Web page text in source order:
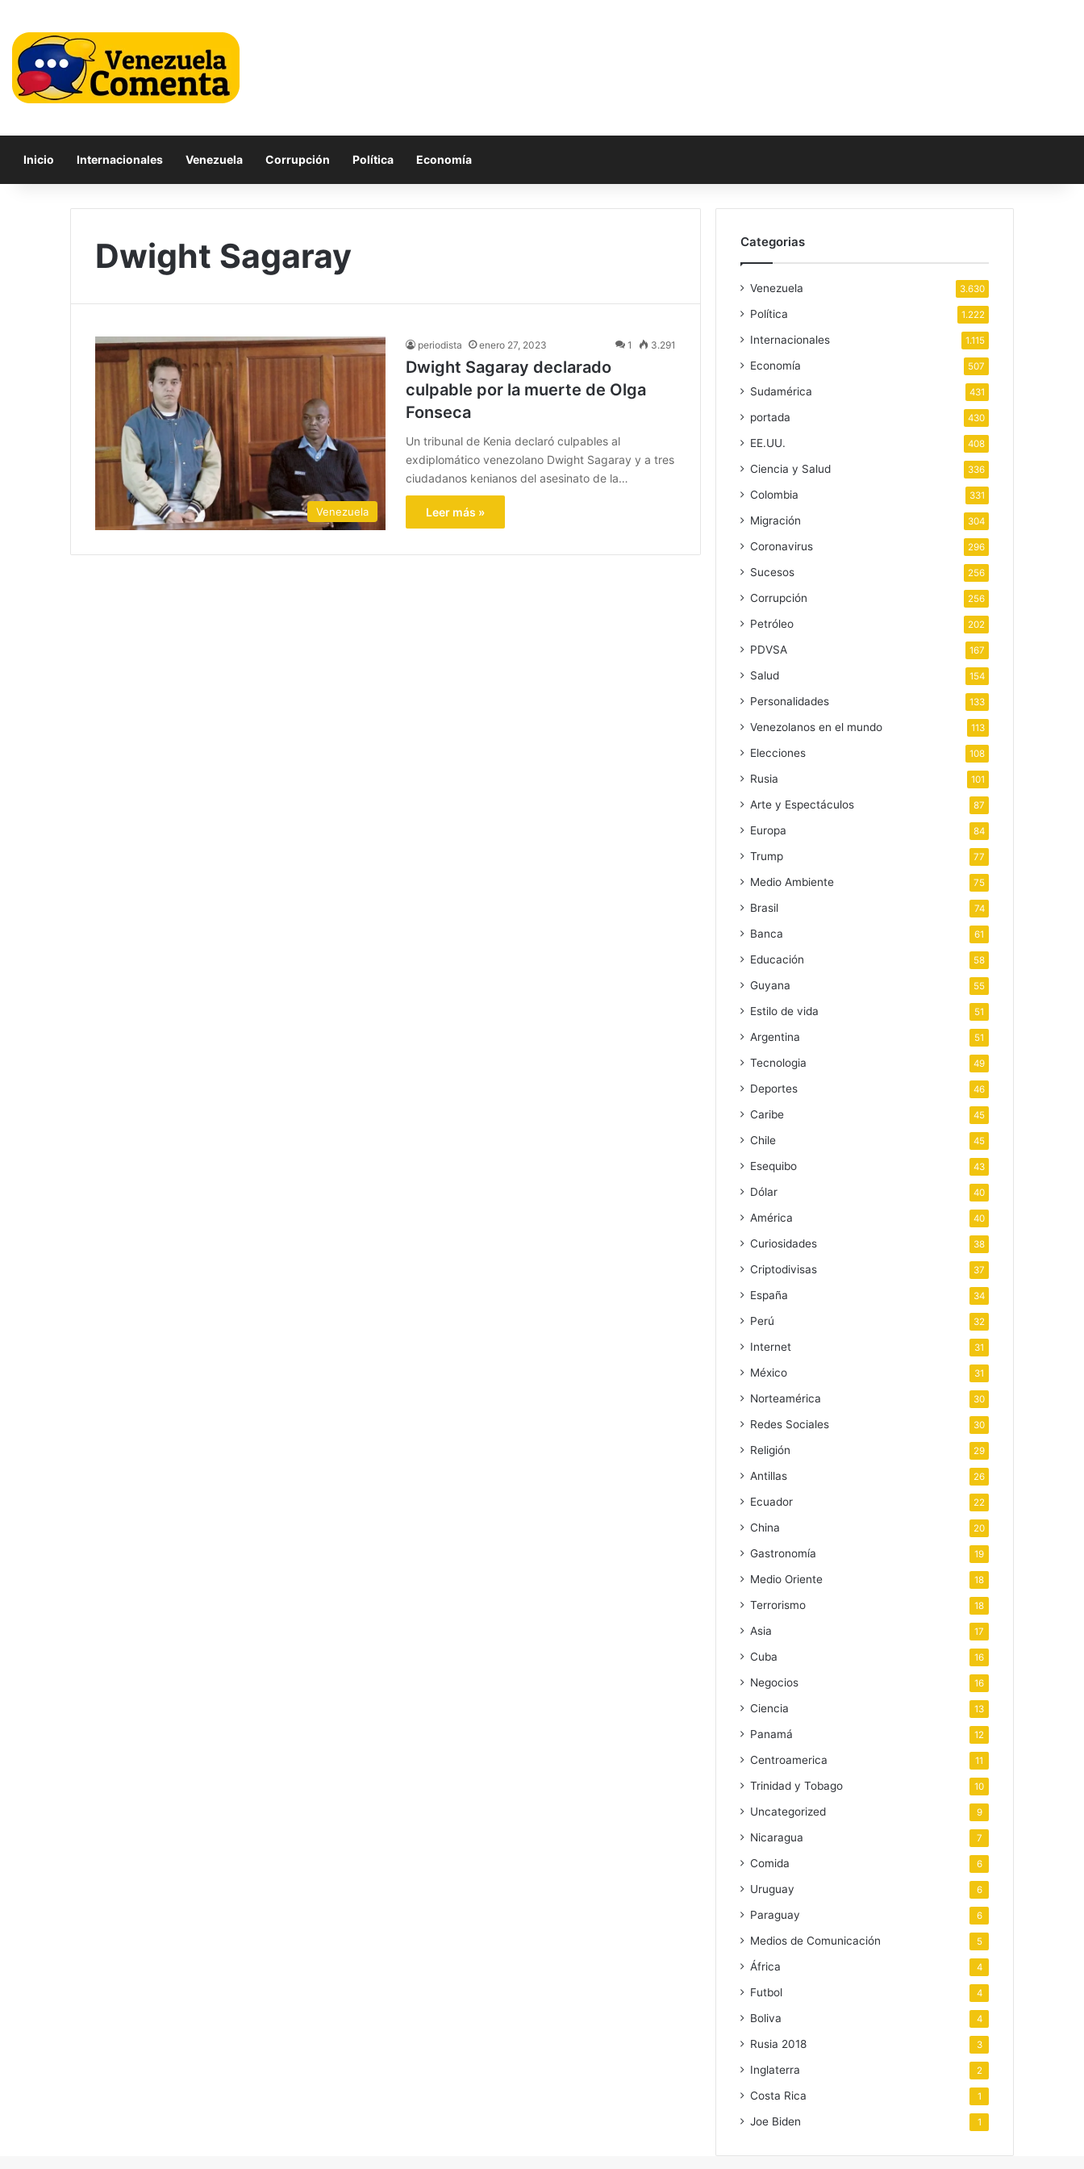
Inicio Internacionales Venezuela Corrupción Política Economía
Dwight Sagaray
Venezuela
periodista enero 27, 2023 1 3.291
Dwight Sagaray declarado
culpable por la muerte de Olga
Fonseca
Un tribunal de Kenia declaró culpables al
exdiplomático venezolano Dwight Sagaray y a tres
ciudadanos kenianos del asesinato de la…
Leer más »
Categorias
Venezuela 3.630
Política 1.222
Internacionales 1.115
Economía 507
Sudamérica 431
portada 430
EE.UU. 408
Ciencia y Salud 336
Colombia 331
Migración 304
Coronavirus 296
Sucesos 256
Corrupción 256
Petróleo 202
PDVSA 167
Salud 154
Personalidades 133
Venezolanos en el mundo 113
Elecciones 108
Rusia 101
Arte y Espectáculos 87
Europa 84
Trump 77
Medio Ambiente 75
Brasil 74
Banca 61
Educación 58
Guyana 55
Estilo de vida 51
Argentina 51
Tecnologia 49
Deportes 46
Caribe 45
Chile 45
Esequibo 43
Dólar 40
América 40
Curiosidades 38
Criptodivisas 37
España 34
Perú 32
Internet 31
México 31
Norteamérica 30
Redes Sociales 30
Religión 29
Antillas 26
Ecuador 22
China 20
Gastronomía 19
Medio Oriente 18
Terrorismo 18
Asia 17
Cuba 16
Negocios 16
Ciencia 13
Panamá 12
Centroamerica 11
Trinidad y Tobago 10
Uncategorized 9
Nicaragua 7
Comida 6
Uruguay 6
Paraguay 6
Medios de Comunicación 5
África 4
Futbol 4
Boliva 4
Rusia 2018 3
Inglaterra 2
Costa Rica 1
Joe Biden 1